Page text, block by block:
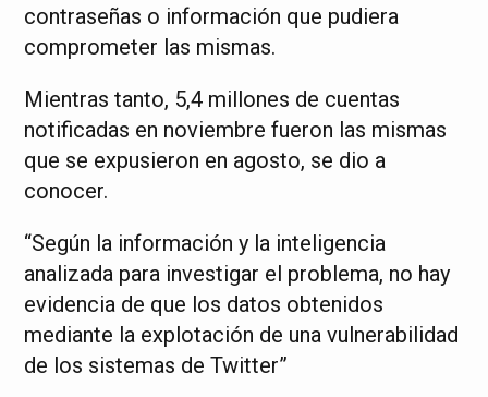
contraseñas o información que pudiera
comprometer las mismas.
Mientras tanto, 5,4 millones de cuentas
notificadas en noviembre fueron las mismas
que se expusieron en agosto, se dio a
conocer.
“Según la información y la inteligencia
analizada para investigar el problema, no hay
evidencia de que los datos obtenidos
mediante la explotación de una vulnerabilidad
de los sistemas de Twitter”